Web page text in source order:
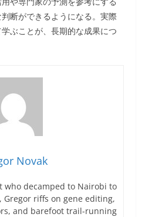
断ができるようになる。実際
ぶことが、長期的な成果につ
Novak
who decamped to Nairobi to
riffs on gene editing,
and barefoot trail-running